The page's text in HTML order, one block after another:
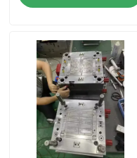
Produkte
Über uns